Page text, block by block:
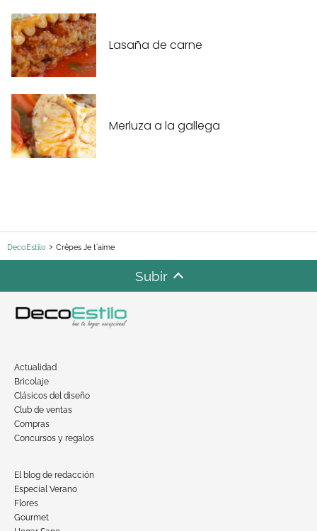
Lasaña de carne
Merluza a la gallega
DecoEstilo Crêpes Je t´aime
Subir
Actualidad
Bricolaje
Clásicos del diseño
Club de ventas
Compras
Concursos y regalos
El blog de redacción
Especial Verano
Flores
Gourmet